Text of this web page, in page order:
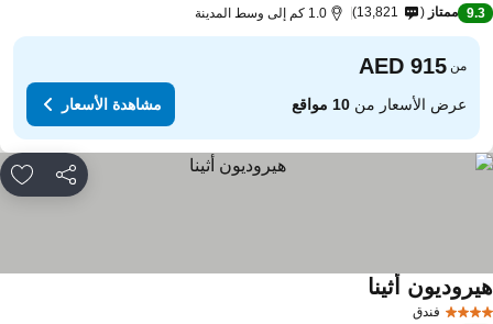
9.3 ممتاز 13,821 1.0 كم إلى وسط المدينة
من
عرض الأسعار من10 مواقع مشاهدة الأسعار
مشاركة
فندق
أثينامشاهدة الأسعار